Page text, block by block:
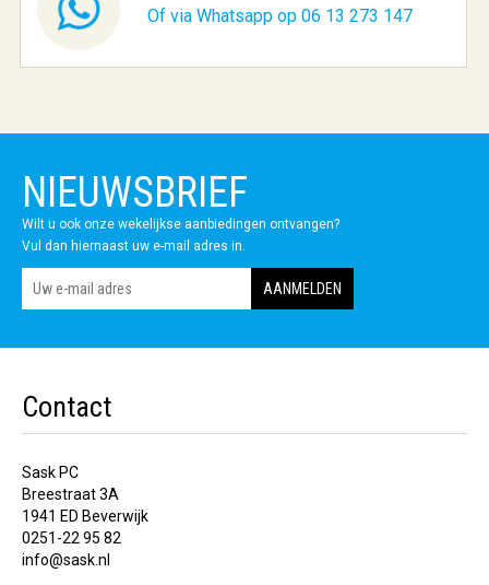
Of via Whatsapp op 06 13 273 147
NIEUWSBRIEF
Wilt u ook onze wekelijkse aanbiedingen ontvangen?
Vul dan hiernaast uw e-mail adres in.
Contact
Sask PC
Breestraat 3A
1941 ED Beverwijk
0251-22 95 82
info@sask.nl